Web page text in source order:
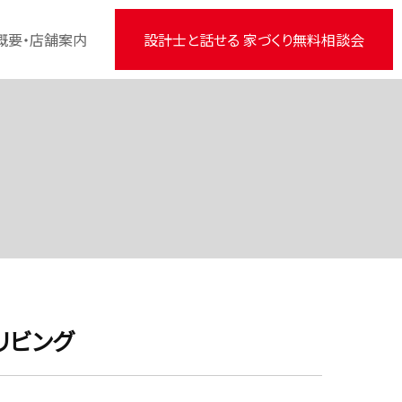
要・店舗案内 設計士と話せる 家づくり無料相談会
ビング